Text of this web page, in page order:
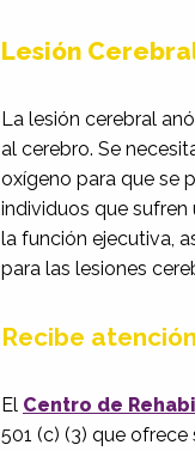
Lesión
La lesión cerebral
al cerebro. Se
oxígeno para que se
individuos que
la función ejecutiva,
para las lesiones
Recibe
El Centro de
501 (c) (3) que